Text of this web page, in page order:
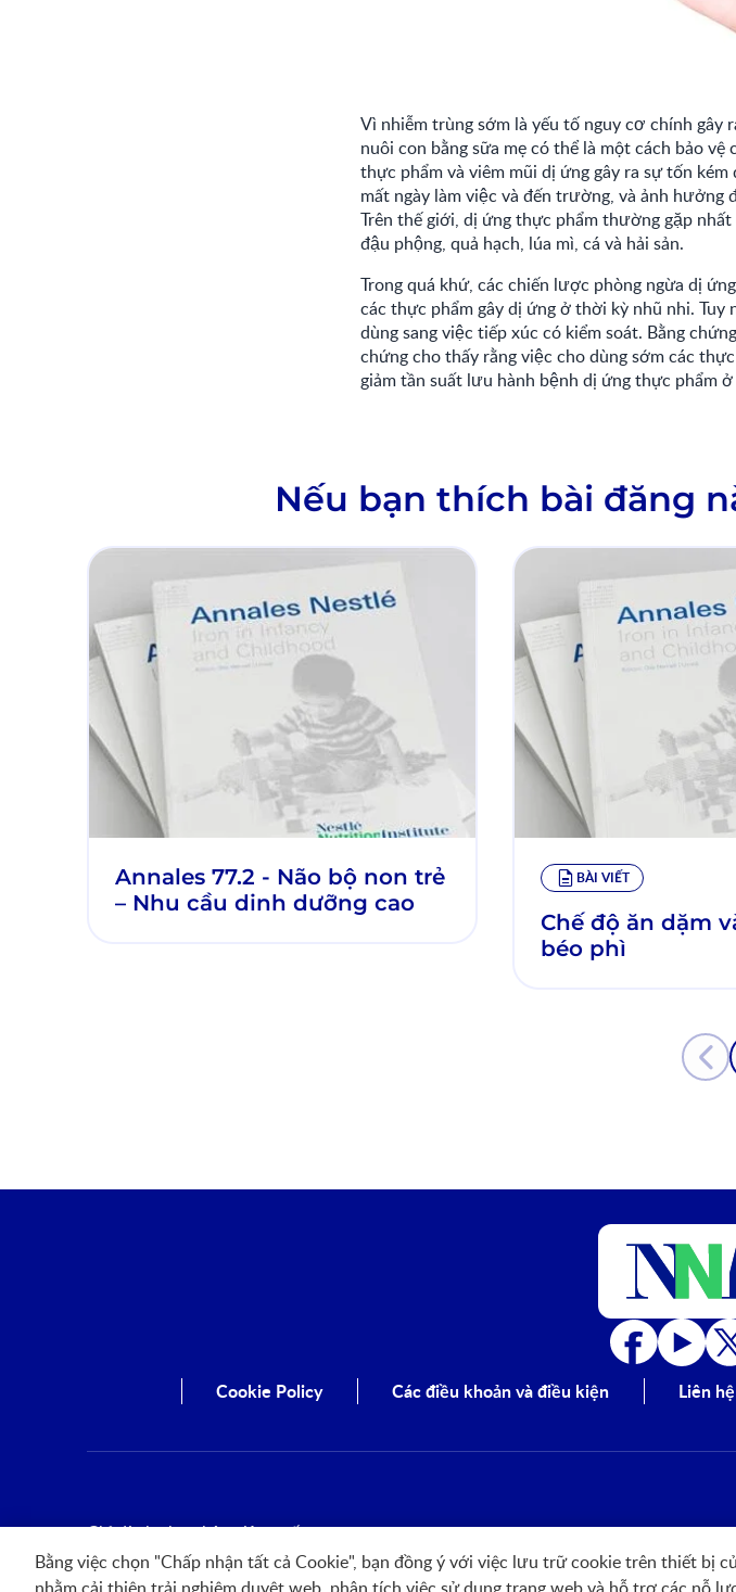
Vì nhiễm trùng sớm là yếu tố nguy cơ chính gây
nuôi con bằng sữa mẹ có thể là một cách bảo
thực phẩm và viêm mũi dị ứng gây ra sự tốn
mất ngày làm việc và đến trường, và ảnh hưởng
Trên thế giới, dị ứng thực phẩm thường gặp
đậu phộng, quả hạch, lúa mì, cá và hải sản.
Trong quá khứ, các chiến lược phòng ngừa dị
các thực phẩm gây dị ứng ở thời kỳ nhũ nhi.
dùng sang việc tiếp xúc có kiểm soát. Bằng
chứng cho thấy rằng việc cho dùng sớm các
giảm tần suất lưu hành bệnh dị ứng thực phẩm
Nếu bạn thích bài đăng
Annales 77.2 - Não bộ non trẻ
– Nhu cầu dinh dưỡng cao
BÀI VIẾT
Chế độ ăn dặm
béo phì
Cookie Policy Các điều khoản và điều kiện Liên hệ
Chỉ dành cho nhân viên y tế
2026 Nestlé Nutrition Institute
Bằng việc chọn "Chấp nhận tất cả Cookie", bạn đồng ý với việc lưu trữ cookie trên thiết bị